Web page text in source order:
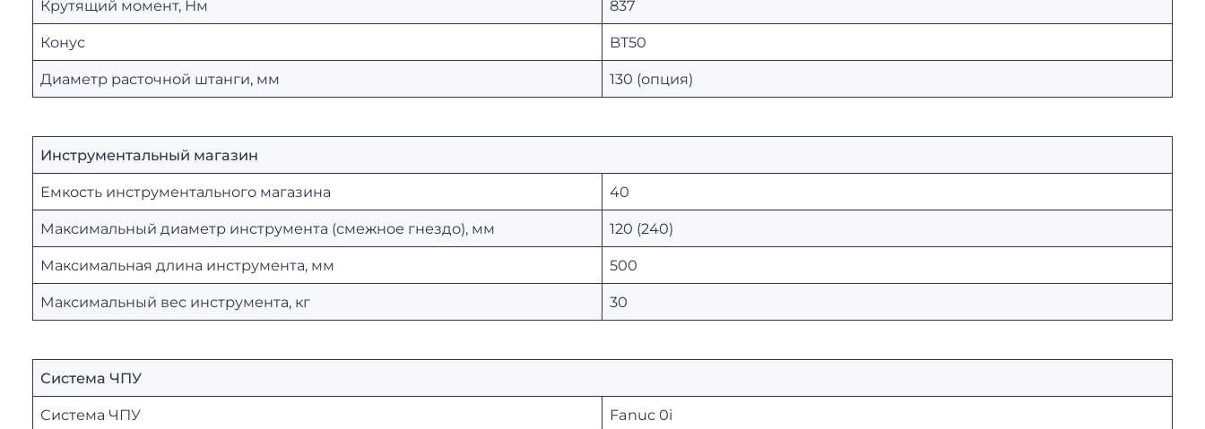
Крутящий момент, Нм 837
Конус BT50
Диаметр расточной штанги, мм 130 (опция)
Инструментальный магазин
Емкость инструментального магазина 40
Максимальный диаметр инструмента (смежное гнездо), мм 120 (240)
Максимальная длина инструмента, мм 500
Максимальный вес инструмента, кг 30
Система ЧПУ
Система ЧПУ Fanuc 0i